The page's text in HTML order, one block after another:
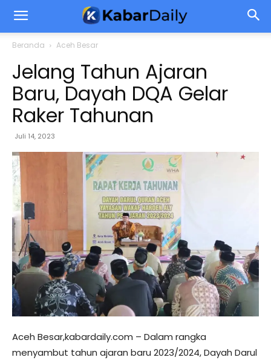
Beranda Aceh Besar
Jelang Tahun Ajaran
Baru, Dayah DQA Gelar
Raker Tahunan
Juli 14, 2023
Aceh Besar,kabardaily.com – Dalam rangka
menyambut tahun ajaran baru 2023/2024, Dayah Darul